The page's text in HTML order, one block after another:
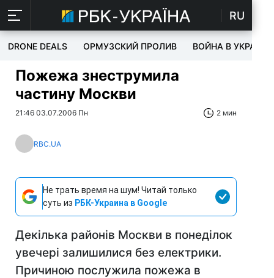
RU
DRONE DEALS ОРМУЗСКИЙ ПРОЛИВ ВОЙНА В УКРАИНЕ
Пожежа знеструмила
частину Москви
21:46 03.07.2006 Пн 2 мин
RBC.UA
Не трать время на шум! Читай только
суть из РБК-Украина в Google
Декілька районів Москви в понеділок
увечері залишилися без електрики.
Причиною послужила пожежа в